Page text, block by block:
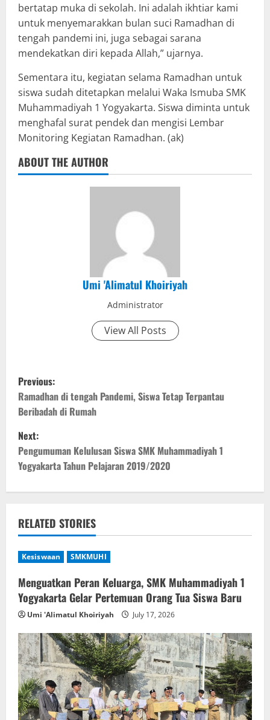
bertatap muka di sekolah. Ini adalah ikhtiar kami
untuk menyemarakkan bulan suci Ramadhan di
tengah pandemi ini, juga sebagai sarana
mendekatkan diri kepada Allah,” ujarnya.
Sementara itu, kegiatan selama Ramadhan untuk
siswa sudah ditetapkan melalui Waka Ismuba SMK
Muhammadiyah 1 Yogyakarta. Siswa diminta untuk
menghafal surat pendek dan mengisi Lembar
Monitoring Kegiatan Ramadhan. (ak)
ABOUT THE AUTHOR
Umi 'Alimatul Khoiriyah
Administrator
View All Posts
P
o
s
t
n
v
i
g
a
t
i
o
n
Previous:
Ramadhan di tengah Pandemi, Siswa Tetap Terpantau
Beribadah di Rumah
Next:
Pengumuman Kelulusan Siswa SMK Muhammadiyah 1
Yogyakarta Tahun Pelajaran 2019/2020
RELATED STORIES
Kesiswaan SMKMUHI
Menguatkan Peran Keluarga, SMK Muhammadiyah 1
Yogyakarta Gelar Pertemuan Orang Tua Siswa Baru
Umi 'Alimatul Khoiriyah July 17, 2026